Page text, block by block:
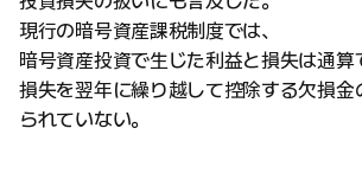
現行の暗号資産課税制度では、
暗号資産投資で生じた利益と損失は通算
損失を翌年に繰り越して控除する欠損金
られていない。